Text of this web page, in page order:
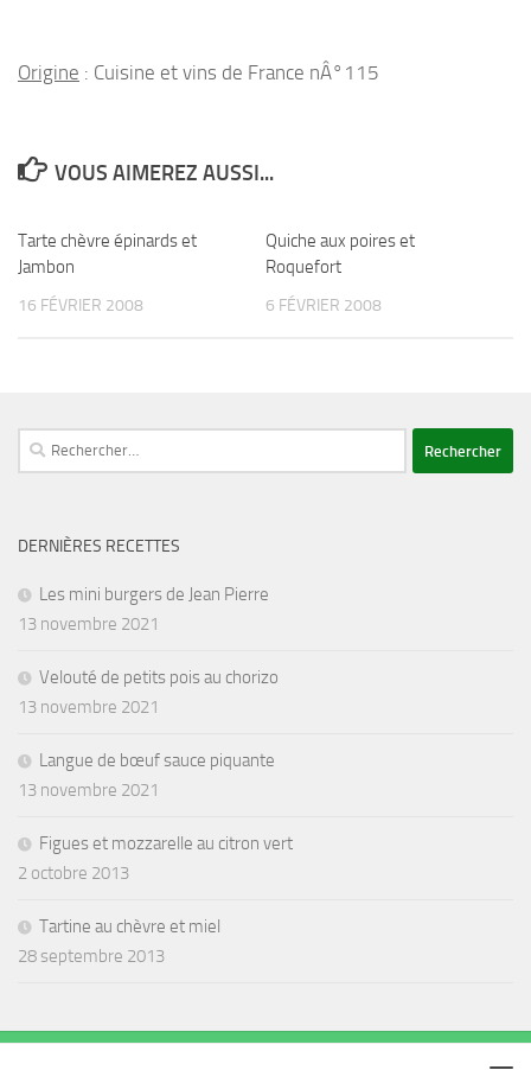
Origine : Cuisine et vins de France nÂ°115
VOUS AIMEREZ AUSSI...
Tarte chèvre épinards et
Jambon
16 FÉVRIER 2008
Quiche aux poires et
Roquefort
6 FÉVRIER 2008
Rechercher :
DERNIÈRES RECETTES
Les mini burgers de Jean Pierre
13 novembre 2021
Velouté de petits pois au chorizo
13 novembre 2021
Langue de bœuf sauce piquante
13 novembre 2021
Figues et mozzarelle au citron vert
2 octobre 2013
Tartine au chèvre et miel
28 septembre 2013